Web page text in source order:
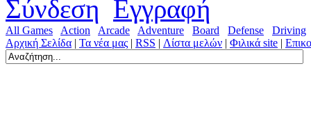
Σύνδεση Εγγραφή
All Games Action Arcade Adventure Board Defense
Driving
Αρχική Σελίδα | Τα νέα μας | RSS | Λίστα μελών | Φιλικά site |